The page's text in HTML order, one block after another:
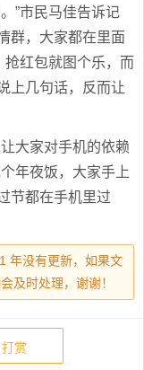
”市民马佳告诉记
群，大家都在里面
抢红包就图个乐，而
上几句话，反而让
大家对手机的依赖
年夜饭，大家手上
节都在手机里过
年没有更新，如果文
及时处理，谢谢！
打赏